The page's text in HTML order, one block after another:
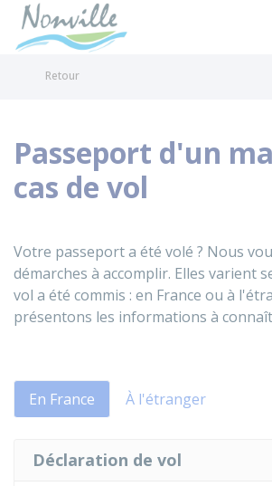
Retour
Passeport d'un
cas de vol
Votre passeport a été volé ? Nous
démarches à accomplir. Elles varient
vol a été commis : en France ou à
présentons les informations à
En France À l'étranger
Déclaration de vol